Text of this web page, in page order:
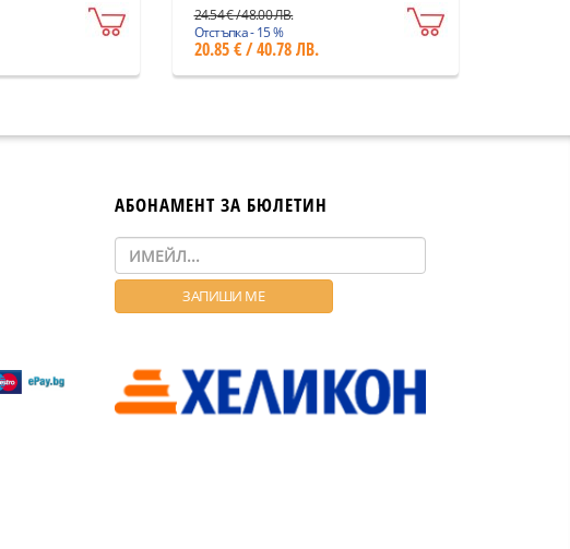
24.54 € / 48.00 ЛВ.
Отстъпка - 15 %
20.85 € / 40.78 ЛВ.
АБОНАМЕНТ ЗА БЮЛЕТИН